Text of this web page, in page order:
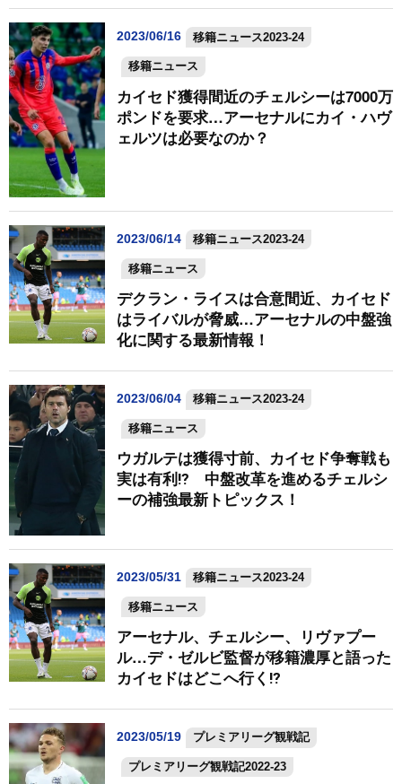
2023/06/16 移籍ニュース2023-24
移籍ニュース
カイセド獲得間近のチェルシーは7000万
ポンドを要求…アーセナルにカイ・ハヴ
ェルツは必要なのか？
2023/06/14 移籍ニュース2023-24
移籍ニュース
デクラン・ライスは合意間近、カイセド
はライバルが脅威…アーセナルの中盤強
化に関する最新情報！
2023/06/04 移籍ニュース2023-24
移籍ニュース
ウガルテは獲得寸前、カイセド争奪戦も
実は有利⁉ 中盤改革を進めるチェルシ
ーの補強最新トピックス！
2023/05/31 移籍ニュース2023-24
移籍ニュース
アーセナル、チェルシー、リヴァプー
ル…デ・ゼルビ監督が移籍濃厚と語った
カイセドはどこへ行く⁉
2023/05/19 プレミアリーグ観戦記
プレミアリーグ観戦記2022-23